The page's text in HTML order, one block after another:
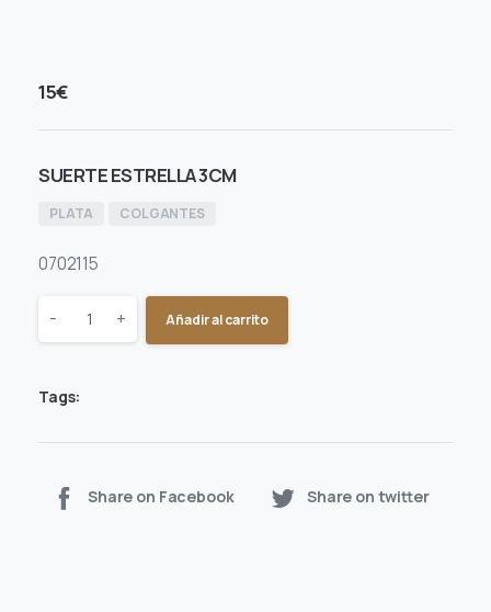
15€
SUERTE ESTRELLA 3CM
PLATA COLGANTES
0702115
Quantity
- + Añadir al carrito
Tags:
Share on Facebook Share on twitter